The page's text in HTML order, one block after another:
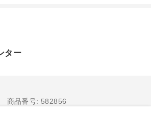
ター
商品番号: 582856